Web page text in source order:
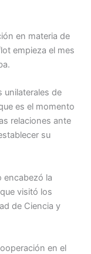
en materia de
empieza el mes
unilaterales de
es el momento
relaciones ante
su
encabezó la
visitó los
de Ciencia y
en el